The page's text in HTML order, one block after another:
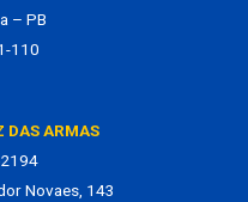
– PB
110
DAS ARMAS
Novaes, 143